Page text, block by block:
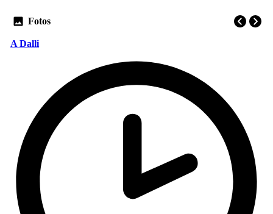
Fotos
A Dalli